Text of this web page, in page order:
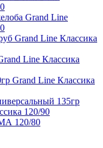
Grand Line
Grand Line Классика
Line Классика
Grand Line Классика
135гр
120/90
120/80